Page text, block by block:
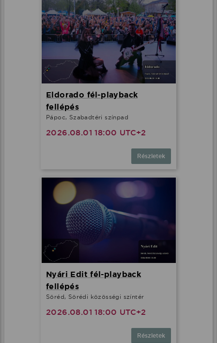
Eldorado fél-playback
fellépés
Pápoc, Szabadtéri színpad
2026.08.01 18:00 UTC+2
Részletek
Nyári Edit fél-playback
fellépés
Söréd, Sörédi közösségi színtér
2026.08.01 18:00 UTC+2
Részletek